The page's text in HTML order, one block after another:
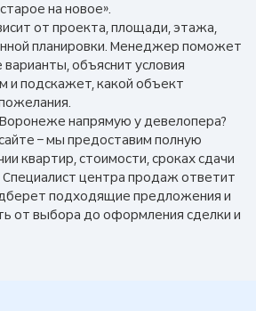
на новое».
от проекта, площади, этажа,
планировки. Менеджер поможет
объяснит условия
и подскажет, какой объект
напрямую у девелопера?
– мы предоставим полную
квартир, стоимости, сроках сдачи
Специалист центра продаж ответит
подходящие предложения и
от выбора до оформления сделки и